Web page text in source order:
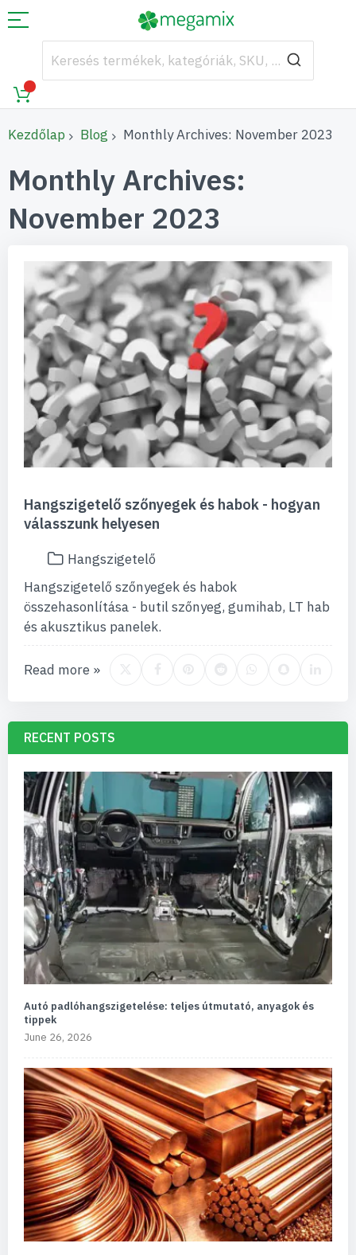
Kezdőlap Blog Monthly Archives: November 2023
Monthly Archives:
November 2023
Hangszigetelő szőnyegek és habok - hogyan
válasszunk helyesen
Hangszigetelő
Hangszigetelő szőnyegek és habok
összehasonlítása - butil szőnyeg, gumihab, LT hab
és akusztikus panelek.
Read more »
RECENT POSTS
Autó padlóhangszigetelése: teljes útmutató, anyagok és
tippek
June 26, 2026